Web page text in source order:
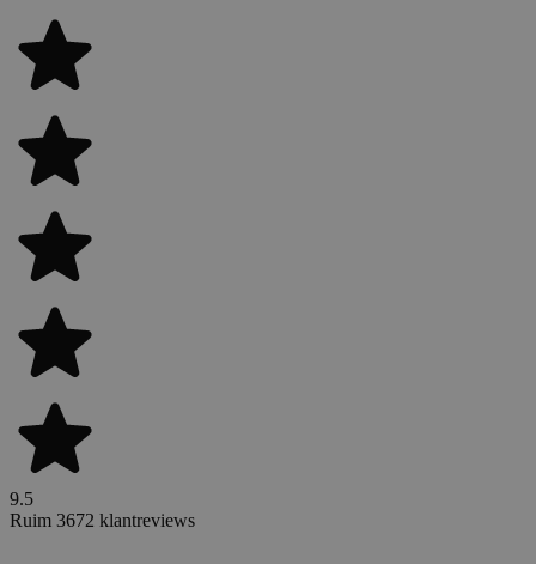
9.5
Ruim 3672 klantreviews